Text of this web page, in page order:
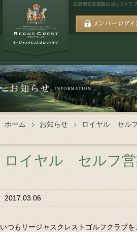
広島県安芸高田のゴルフクラブ
ホーム お知らせ ロイヤル セル
ロイヤル セルフ営
2017.03.06
いつもリージャスクレストゴルフクラブ